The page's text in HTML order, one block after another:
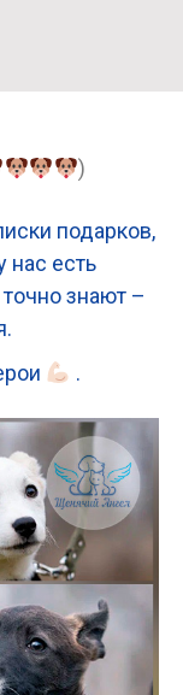
)
подарков,
нас есть
знают –
.